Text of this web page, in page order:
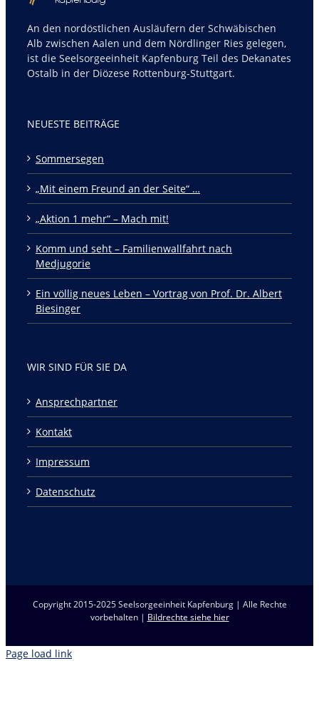
An den nordöstlichen Ausläufern der Schwäbischen
Alb zwischen Aalen und dem Nördlinger Ries gelegen,
ist die Seelsorgeeinheit Kapfenburg Teil des Dekanates
Ostalb in der Diözese Rottenburg-Stuttgart.
NEUESTE BEITRÄGE
Sommersegen
„Mit einem Freund an der Seite“ …
„Aktion 1 mehr“ – Mach mit!
Komm und seht – Familienwallfahrt nach
Medjugorie
Ein völlig neues Leben – Vortrag von Prof. Dr. Albert
Biesinger
WIR SIND FÜR SIE DA
Ansprechpartner
Kontakt
Impressum
Datenschutz
Copyright 2015-2025 Seelsorgeeinheit Kapfenburg | Alle Rechte
vorbehalten | Bildrechte siehe hier
Page load link